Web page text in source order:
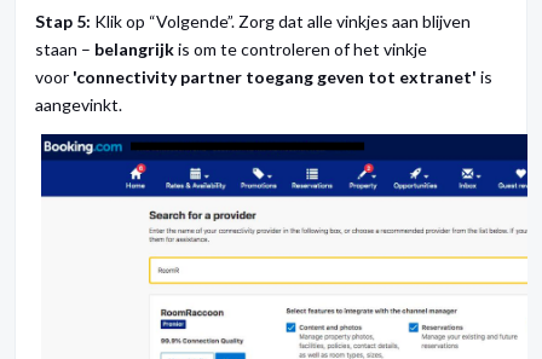
Stap 5: Klik op “Volgende”. Zorg dat alle vinkjes aan blijven
staan – belangrijkis om te controleren of het vinkje
voor 'connectivity partner toegang geven tot extranet' is
aangevinkt.